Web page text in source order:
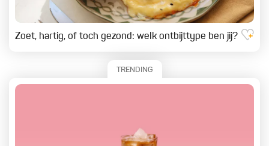
Zoet, hartig, of toch gezond: welk ontbijttype ben jij?
TRENDING